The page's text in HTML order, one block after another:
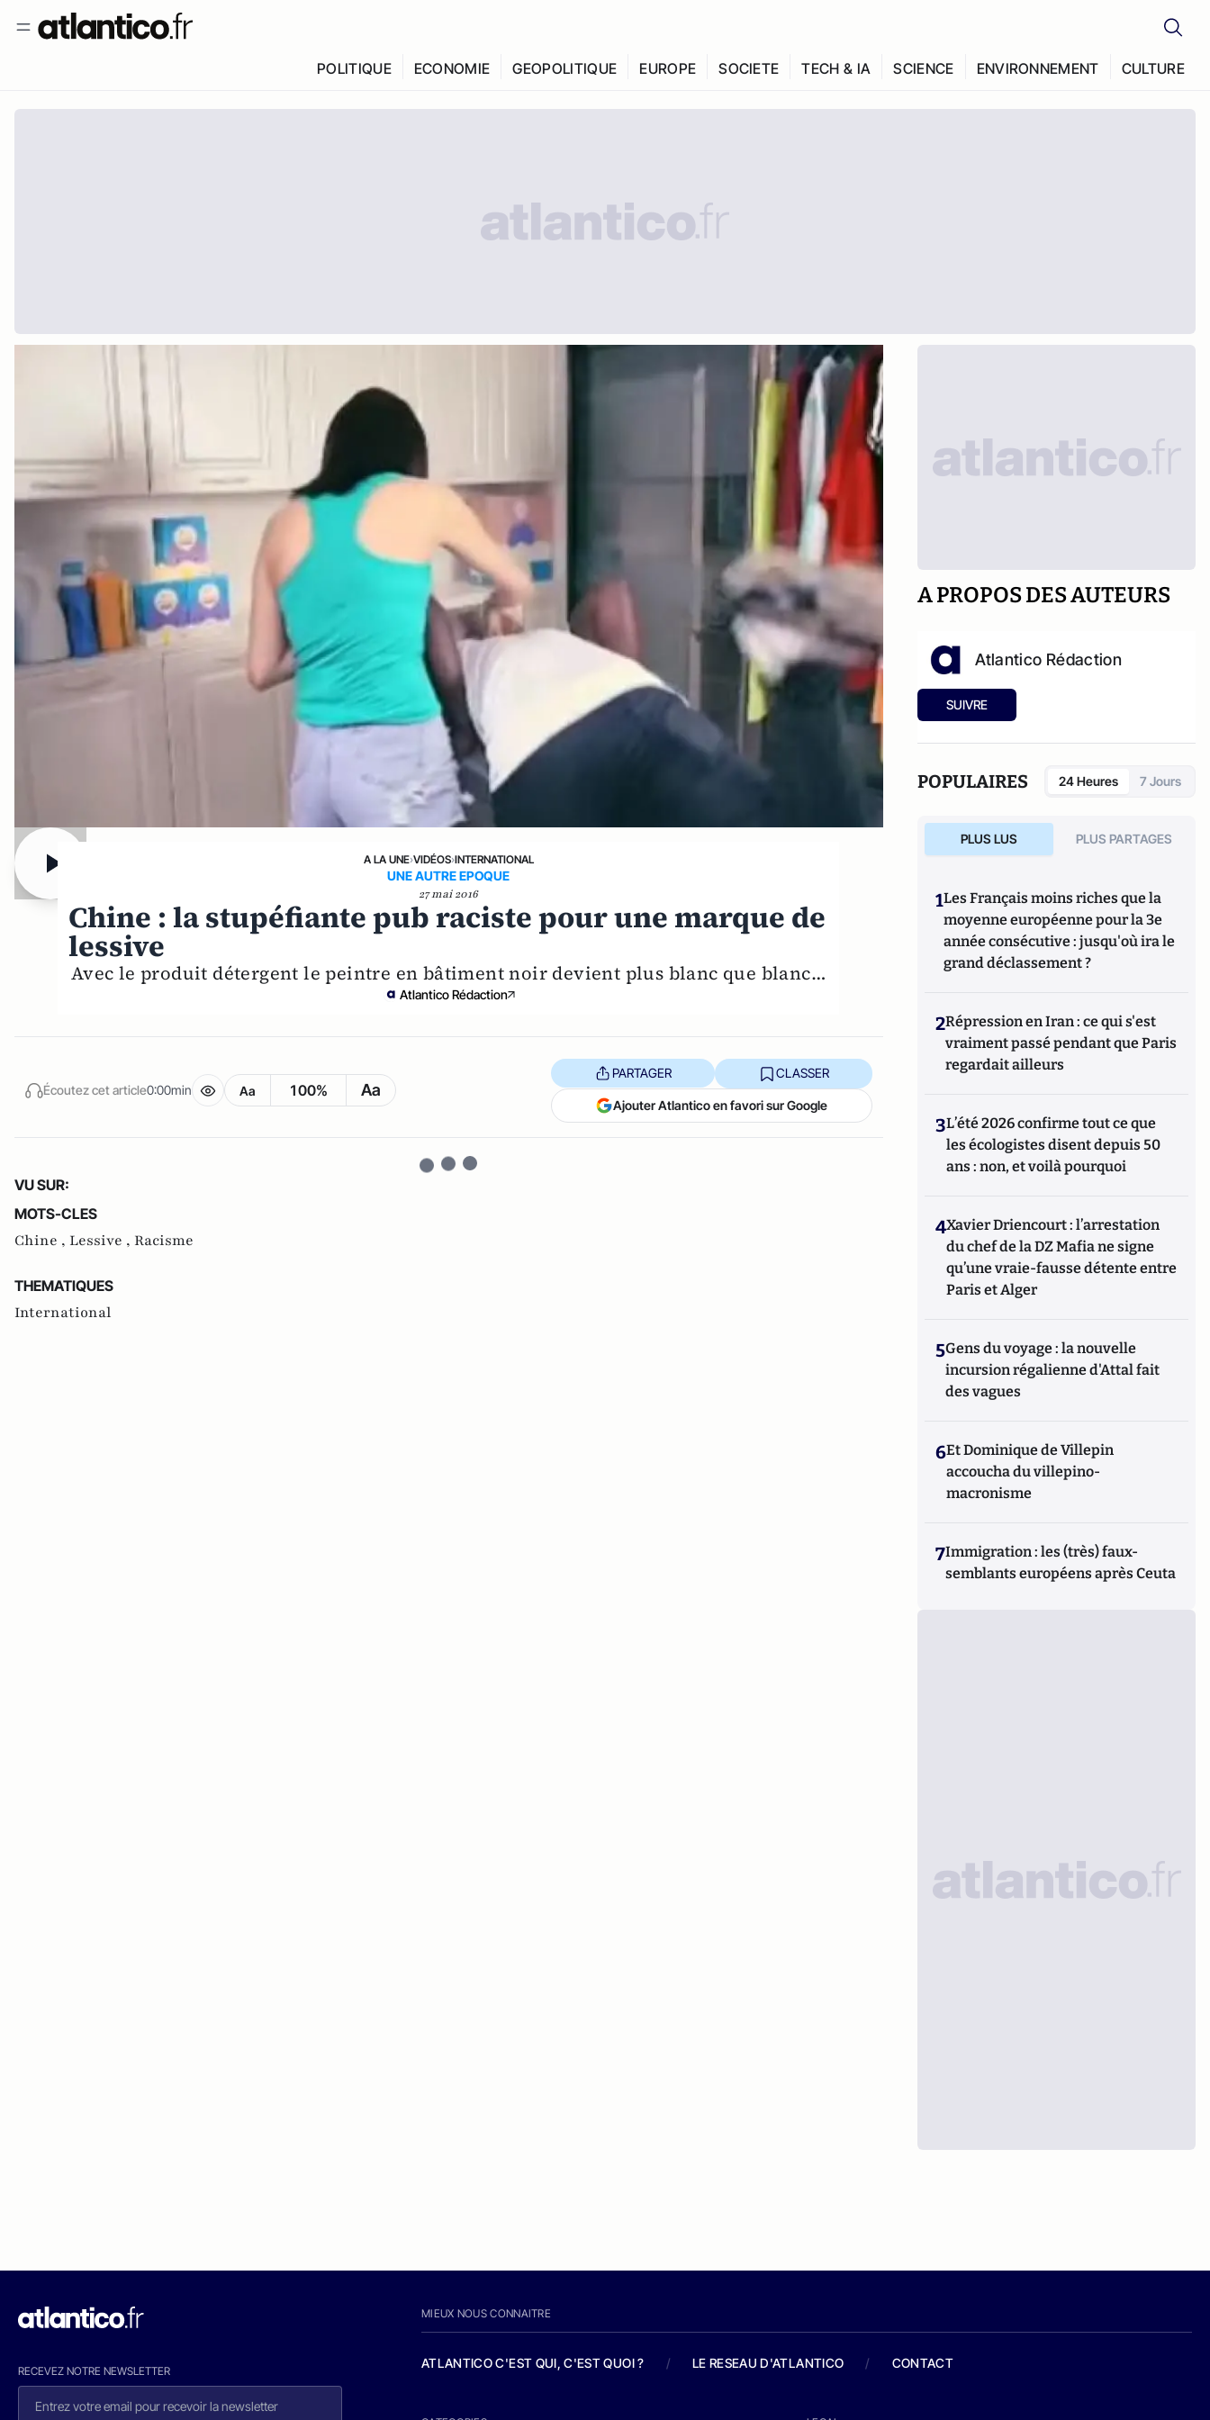
POLITIQUE ECONOMIE GEOPOLITIQUE EUROPE SOCIETE TECH & IA SCIENCE ENVIRONNEMENT CULTURE
A LA UNE›VIDÉOS›INTERNATIONAL
UNE AUTRE EPOQUE
27 mai 2016
Chine : la stupéfiante pub raciste pour une marque de
lessive
Avec le produit détergent le peintre en bâtiment noir devient plus blanc que blanc…
Atlantico Rédaction
Écoutez cet article0:00min Aa 100% Aa
PARTAGER CLASSER
Ajouter Atlantico en favori sur Google
VU SUR:
MOTS-CLES
Chine , Lessive , Racisme
THEMATIQUES
International
A PROPOS DES AUTEURS
Atlantico Rédaction
SUIVRE
POPULAIRES 24 Heures 7 Jours
PLUS LUS PLUS PARTAGES
1Les Français moins riches que la
moyenne européenne pour la 3e
année consécutive : jusqu'où ira le
grand déclassement ?
2Répression en Iran : ce qui s'est
vraiment passé pendant que Paris
regardait ailleurs
3L’été 2026 confirme tout ce que
les écologistes disent depuis 50
ans : non, et voilà pourquoi
4Xavier Driencourt : l’arrestation
du chef de la DZ Mafia ne signe
qu’une vraie-fausse détente entre
Paris et Alger
5Gens du voyage : la nouvelle
incursion régalienne d'Attal fait
des vagues
6Et Dominique de Villepin
accoucha du villepino-
macronisme
7Immigration : les (très) faux-
semblants européens après Ceuta
RECEVEZ NOTRE NEWSLETTER
MIEUX NOUS CONNAITRE
ATLANTICO C'EST QUI, C'EST QUOI ? / LE RESEAU D'ATLANTICO / CONTACT